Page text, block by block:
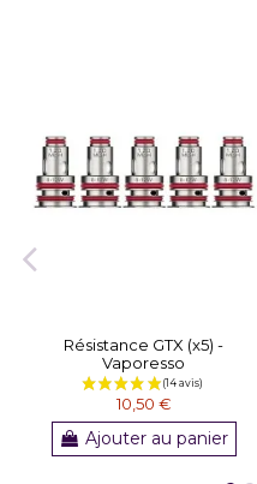
Résistance GTX (x5) -
Vaporesso
10,50 €
Ajouter au panier